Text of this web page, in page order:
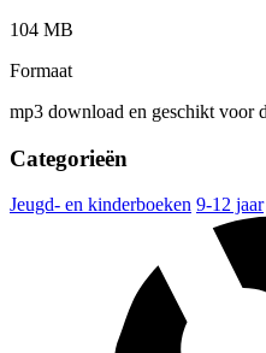
104 MB
Formaat
mp3 download en geschikt voor
Categorieën
Jeugd- en kinderboeken 9-12 jaar